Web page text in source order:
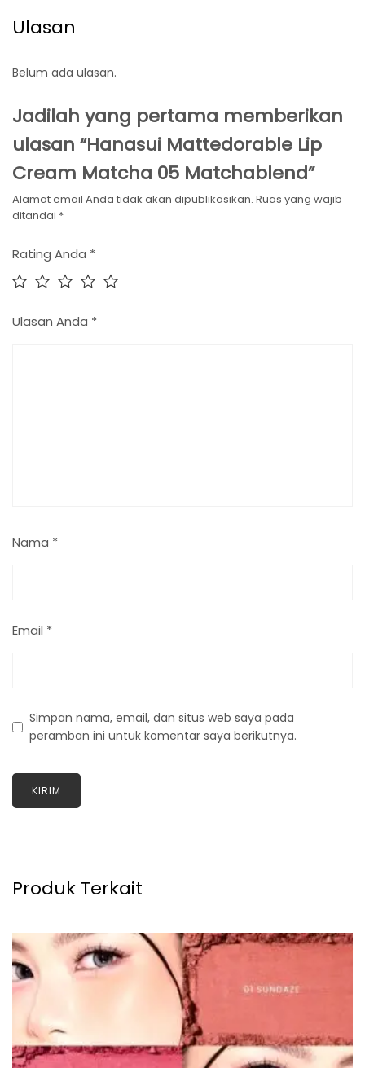
Ulasan
Belum ada ulasan.
Jadilah yang pertama memberikan
ulasan “Hanasui Mattedorable Lip
Cream Matcha 05 Matchablend”
Alamat email Anda tidak akan dipublikasikan. Ruas yang wajib
ditandai *
Rating Anda *
Ulasan Anda *
Nama *
Email *
Simpan nama, email, dan situs web saya pada
peramban ini untuk komentar saya berikutnya.
Produk Terkait